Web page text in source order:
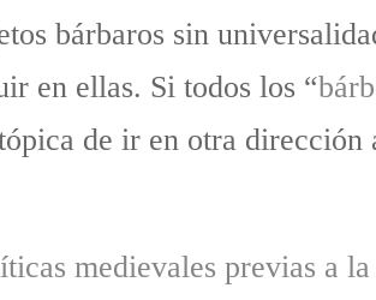
bárbaros sin
en ellas. Si todos los “
de ir en otra
medievales previas a